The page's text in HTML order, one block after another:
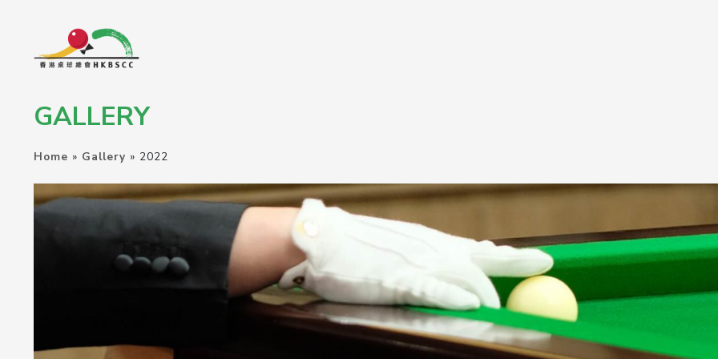
GALLERY
Home » Gallery » 2022